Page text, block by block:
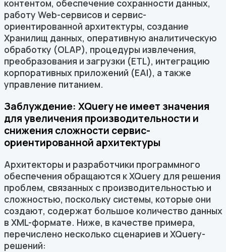
контентом, обеспечение сохранности данных,
работу Web-сервисов и сервис-
ориентированной архитектуры, создание
Хранилищ данных, оперативную аналитическую
обработку (OLAP), процедуры извлечения,
преобразования и загрузки (ETL), интеграцию
корпоративных приложений (EAI), а также
управление питанием.
Заблуждение: XQuery не имеет значения
для увеличения производительности и
снижения сложности сервис-
ориентированной архитектуры
Архитекторы и разработчики программного
обеспечения обращаются к XQuery для решения
проблем, связанных с производительностью и
сложностью, поскольку системы, которые они
создают, содержат большое количество данных
в XML-формате. Ниже, в качестве примера,
перечислено несколько сценариев и XQuery-
решений: